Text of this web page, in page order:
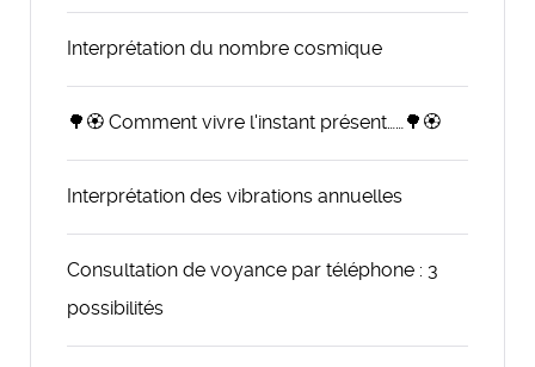
Interprétation du nombre cosmique
🌳🏵️ Comment vivre l'instant présent……🌳🏵️
Interprétation des vibrations annuelles
Consultation de voyance par téléphone : 3
possibilités